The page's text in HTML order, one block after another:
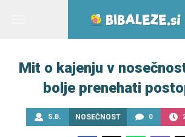
Mit o kajenju v
bolje prenehati
S.B. NOSEČNOST 0